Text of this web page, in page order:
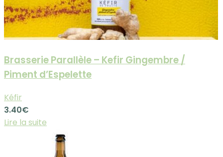
Brasserie Parallèle – Kefir Gingembre /
Piment d’Espelette
Kéfir
3.40€
Lire la suite